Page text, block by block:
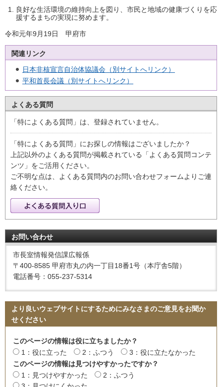
良好な生活環境の維持向上を図り、市民と地域の健康づくりを応
援するまちの実現に努めます。
令和元年9月19日 甲府市
関連リンク
日本非核宣言自治体協議会（別サイトへリンク）
平和首長会議（別サイトへリンク）
よくある質問
「特によくある質問」は、登録されていません。
「特によくある質問」にお探しの情報はございましたか？
上記以外のよくある質問が掲載されている「よくある質問コンテ
ンツ」をご活用ください。
ご不明な点は、よくある質問内のお問い合わせフォームよりご連
絡ください。
お問い合わせ
市長室情報発信課広報係
〒400-8585 甲府市丸の内一丁目18番1号（本庁舎5階）
電話番号：055-237-5314
より良いウェブサイトにするためにみなさまのご意見をお聞か
せください
このページの情報は役に立ちましたか？
1：役に立った
2：ふつう
3：役に立たなかった
このページの情報は見つけやすかったですか？
1：見つけやすかった
2：ふつう